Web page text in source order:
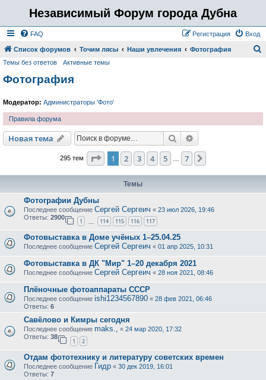
Независимый Форум города Дубна
FAQ Вход
Регистрация
Список форумов Точим лясы Наши увлечения Фотография
Темы без ответов Активные темы
Фотография
Модератор: Администраторы 'Фото'
Правила форума
Новая тема Поиск
295 тем Страница из
1 2 3 4 5 7
Темы
Фотографии Дубны
Последнее сообщение Сергей Сергеич « 23 июл 2026, 19:46
Ответы: 2900
1 114 115 116 117
Фотовыставка в Доме учёных 1–25.04.25
Последнее сообщение Сергей Сергеич « 01 апр 2025, 10:31
Фотовыставка в ДК "Мир" 1–20 декабря 2021
Последнее сообщение Сергей Сергеич « 28 ноя 2021, 08:46
Плёночные фотоаппараты CCCP
Последнее сообщение ishi1234567890 « 28 фев 2021, 06:46
Ответы: 6
Савёлово и Кимры сегодня
Последнее сообщение maks., « 24 мар 2020, 17:32
Ответы: 38
1 2
Отдам фототехнику и литературу советских времен
Последнее сообщение Гидр « 30 дек 2019, 16:01
Ответы: 7